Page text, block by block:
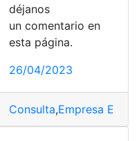
Pagos,RUC
déjanos
un comentario en
esta página.
26/04/2023
Consulta,Empresa